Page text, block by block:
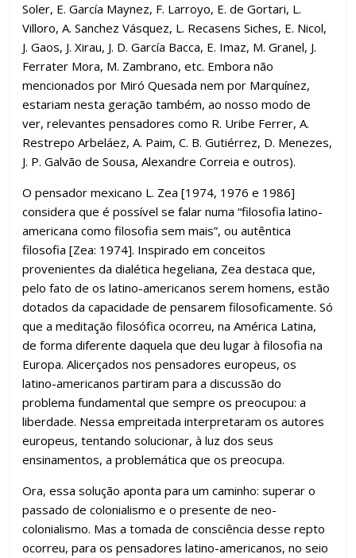
Soler, E. García Maynez, F. Larroyo, E. de Gortari, L.
Villoro, A. Sanchez Vásquez, L. Recasens Siches, E. Nicol,
J. Gaos, J. Xirau, J. D. García Bacca, E. Imaz, M. Granel, J.
Ferrater Mora, M. Zambrano, etc. Embora não
mencionados por Miró Quesada nem por Marquínez,
estariam nesta geração também, ao nosso modo de
ver, relevantes pensadores como R. Uribe Ferrer, A.
Restrepo Arbeláez, A. Paim, C. B. Gutiérrez, D. Menezes,
J. P. Galvão de Sousa, Alexandre Correia e outros).
O pensador mexicano L. Zea [1974, 1976 e 1986]
considera que é possível se falar numa “filosofia latino-
americana como filosofia sem mais”, ou autêntica
filosofia [Zea: 1974]. Inspirado em conceitos
provenientes da dialética hegeliana, Zea destaca que,
pelo fato de os latino-americanos serem homens, estão
dotados da capacidade de pensarem filosoficamente. Só
que a meditação filosófica ocorreu, na América Latina,
de forma diferente daquela que deu lugar à filosofia na
Europa. Alicerçados nos pensadores europeus, os
latino-americanos partiram para a discussão do
problema fundamental que sempre os preocupou: a
liberdade. Nessa empreitada interpretaram os autores
europeus, tentando solucionar, à luz dos seus
ensinamentos, a problemática que os preocupa.
Ora, essa solução aponta para um caminho: superar o
passado de colonialismo e o presente de neo-
colonialismo. Mas a tomada de consciência desse repto
ocorreu, para os pensadores latino-americanos, no seio